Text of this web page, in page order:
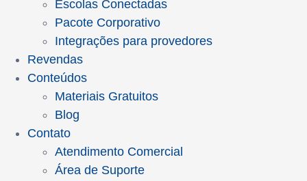
Escolas Conectadas
Pacote Corporativo
Integrações para provedores
Revendas
Conteúdos
Materiais Gratuitos
Blog
Contato
Atendimento Comercial
Área de Suporte